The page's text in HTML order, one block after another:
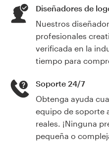
Diseñadores de
Nuestros
profesionales
verificada en la
tiempo para
Soporte 24/7
Obtenga ayuda
equipo de soporte
reales. ¡Ninguna
pequeña o